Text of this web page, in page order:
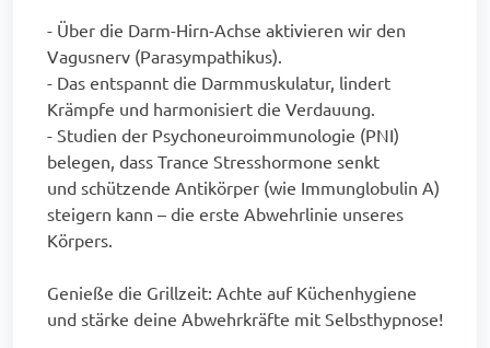
- Über die Darm-Hirn-Achse aktivieren wir den
Vagusnerv (Parasympathikus).
- Das entspannt die Darmmuskulatur, lindert
Krämpfe und harmonisiert die Verdauung.
- Studien der Psychoneuroimmunologie (PNI)
belegen, dass Trance Stresshormone senkt
und schützende Antikörper (wie Immunglobulin A)
steigern kann – die erste Abwehrlinie unseres
Körpers.
Genieße die Grillzeit: Achte auf Küchenhygiene
und stärke deine Abwehrkräfte mit Selbsthypnose!